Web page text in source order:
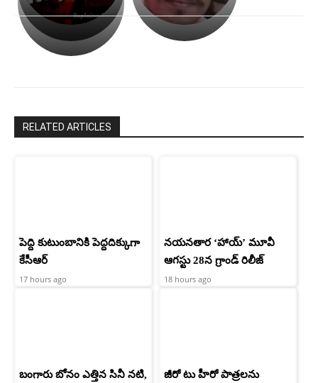
అసంపూర్ణం
స్టార్
హీరోయిన్‏గా
శ్రీనిధి
తీర్చుకున్న
ఉపాసన..
పాపం
రామ్
RELATED ARTICLES
పెద్ది కుటుంబానికి పెద్దదిక్కుగా
కేసీఆర్
17 hours ago
నయనతార ‘హాయ్’ మూవీ
ఆగస్టు 28న గ్రాండ్ రిలీజ్
18 hours ago
బంగారు బోనం ఎత్తిన సినీ నటి,
జీరో టు హీరో పాత్రలను